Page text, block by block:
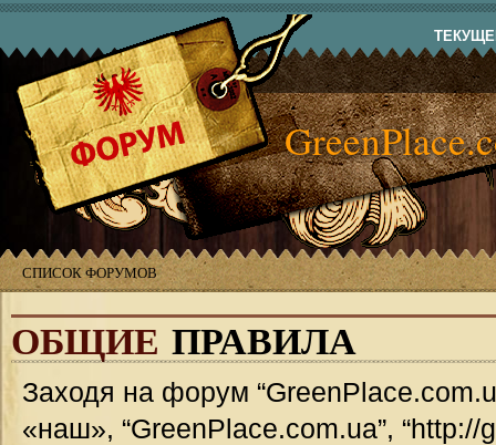
СПИСОК ФОРУМОВ
ОБЩИЕ ПРАВИЛА
Заходя на форум
«наш», “GreenPlace.com.ua”,